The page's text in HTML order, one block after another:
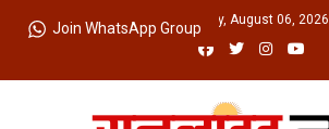
Thursday, August 06, 2026
Join WhatsApp Group